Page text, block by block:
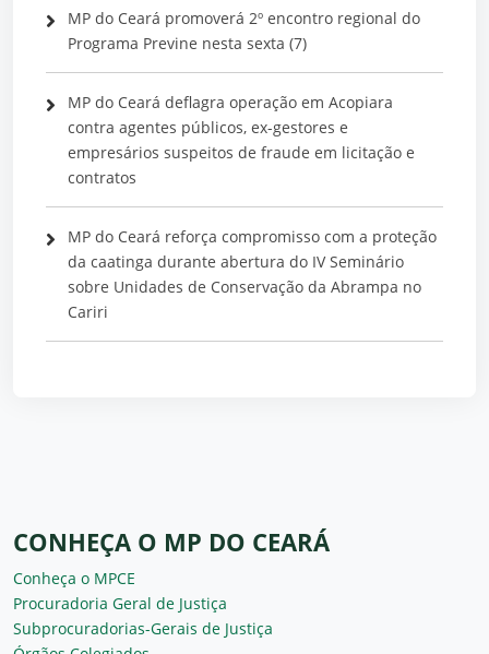
MP do Ceará promoverá 2º encontro regional do
Programa Previne nesta sexta (7)
MP do Ceará deflagra operação em Acopiara
contra agentes públicos, ex-gestores e
empresários suspeitos de fraude em licitação e
contratos
MP do Ceará reforça compromisso com a proteção
da caatinga durante abertura do IV Seminário
sobre Unidades de Conservação da Abrampa no
Cariri
CONHEÇA O MP DO CEARÁ
Conheça o MPCE
Procuradoria Geral de Justiça
Subprocuradorias-Gerais de Justiça